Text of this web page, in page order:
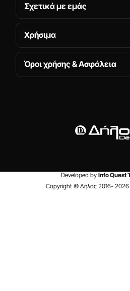
Σχετικά με εμάς
Χρήσιμα
Όροι χρήσης & Ασφάλεια
Developed by Info Quest
Copyright © Δήλος 2016- 2026